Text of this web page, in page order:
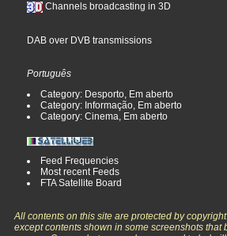
Channels broadcasting in 3D
DAB over DVB transmissions
Português
Category: Desporto, Em aberto
Category: Informação, Em aberto
Category: Cinema, Em aberto
Feed Frequencies
Most recent Feeds
FTA Satellite Board
All contents on this site are protected by
except contents shown in some screenshots that